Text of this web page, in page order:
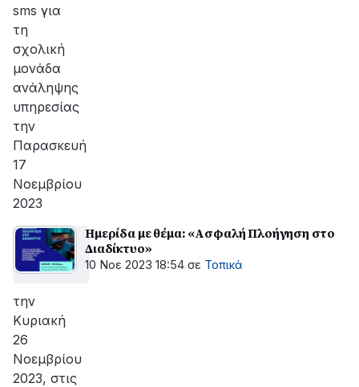
sms για
τη
σχολική
μονάδα
ανάληψης
υπηρεσίας
την
Παρασκευή
17
Νοεμβρίου
2023
Ημερίδα με θέμα: «Ασφαλή Πλοήγηση στο
Διαδίκτυο»
10 Νοε 2023 18:54 σε Τοπικά
την
Κυριακή
26
Νοεμβρίου
2023, στις